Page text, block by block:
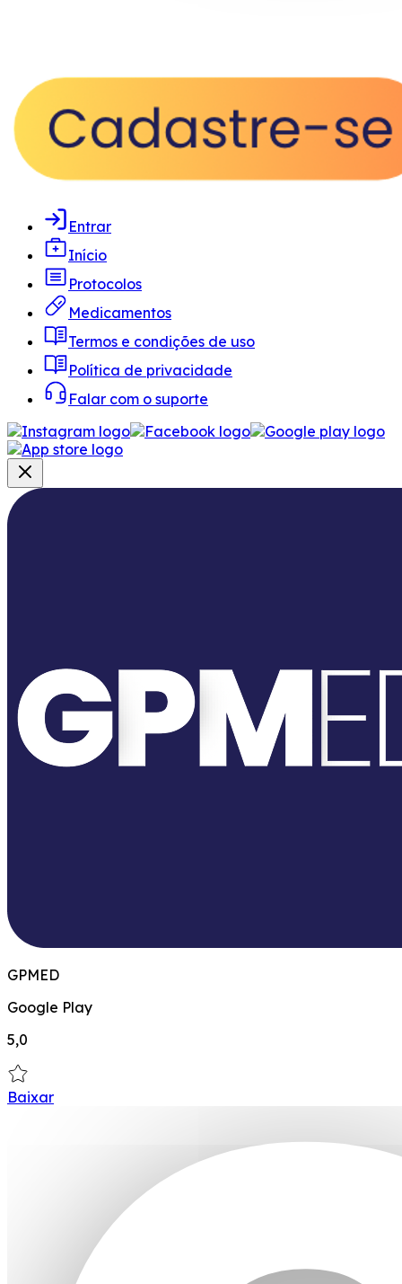
Entrar
Início
Protocolos
Medicamentos
Termos e condições de uso
Política de privacidade
Falar com o suporte
GPMED
Google Play
5,0
Baixar